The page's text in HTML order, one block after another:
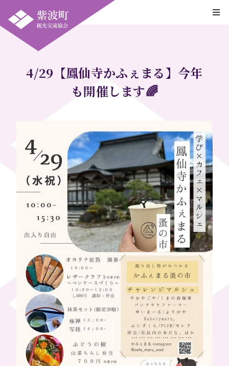
4/29【鳳仙寺かふぇまる】今年
も開催します🌈